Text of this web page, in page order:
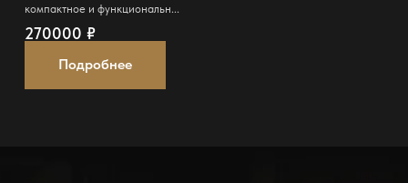
компактное и функциональн...
270000 ₽
Подробнее